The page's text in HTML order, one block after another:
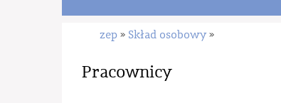
zep » Skład osobowy »
Pracownicy